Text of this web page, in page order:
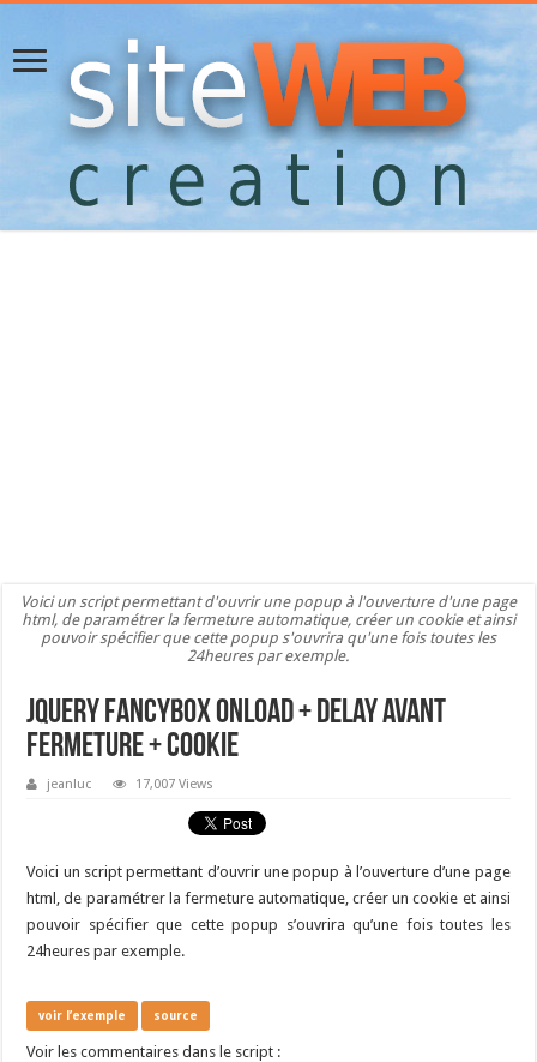
Voici un script permettant d'ouvrir une popup à l'ouverture d'une page
html, de paramétrer la fermeture automatique, créer un cookie et ainsi
pouvoir spécifier que cette popup s'ouvrira qu'une fois toutes les
24heures par exemple.
Jquery fancybox onload + delay avant
fermeture + cookie
jeanluc 17,007 Views
Voici un script permettant d’ouvrir une popup à l’ouverture d’une page
html, de paramétrer la fermeture automatique, créer un cookie et ainsi
pouvoir spécifier que cette popup s’ouvrira qu’une fois toutes les
24heures par exemple.
voir l’exemple source
Voir les commentaires dans le script :